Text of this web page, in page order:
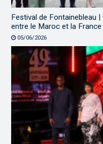
Festival de Fontainebleau
entre le Maroc et la France
05/06/2026